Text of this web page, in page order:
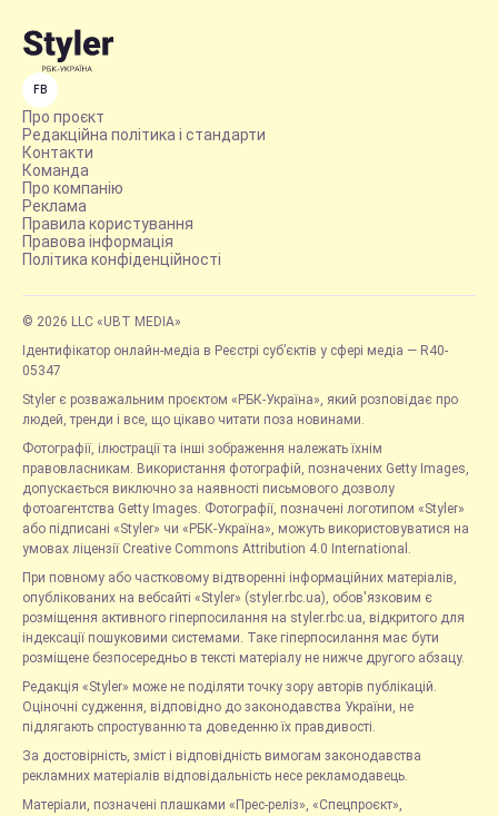
FB
Про проєкт
Редакційна політика і стандарти
Контакти
Команда
Про компанію
Реклама
Правила користування
Правова інформація
Політика конфіденційності
© 2026 LLC «UBT MEDIA»
Ідентифікатор онлайн-медіа в Реєстрі суб’єктів у сфері медіа — R40-
05347
Styler є розважальним проєктом «РБК-Україна», який розповідає про
людей, тренди і все, що цікаво читати поза новинами.
Фотографії, ілюстрації та інші зображення належать їхнім
правовласникам. Використання фотографій, позначених Getty Images,
допускається виключно за наявності письмового дозволу
фотоагентства Getty Images. Фотографії, позначені логотипом «Styler»
або підписані «Styler» чи «РБК-Україна», можуть використовуватися на
умовах ліцензії Creative Commons Attribution 4.0 International.
При повному або частковому відтворенні інформаційних матеріалів,
опублікованих на вебсайті «Styler» (styler.rbc.ua), обов'язковим є
розміщення активного гіперпосилання на styler.rbc.ua, відкритого для
індексації пошуковими системами. Таке гіперпосилання має бути
розміщене безпосередньо в тексті матеріалу не нижче другого абзацу.
Редакція «Styler» може не поділяти точку зору авторів публікацій.
Оціночні судження, відповідно до законодавства України, не
підлягають спростуванню та доведенню їх правдивості.
За достовірність, зміст і відповідність вимогам законодавства
рекламних матеріалів відповідальність несе рекламодавець.
Матеріали, позначені плашками «Прес-реліз», «Спецпроєкт»,